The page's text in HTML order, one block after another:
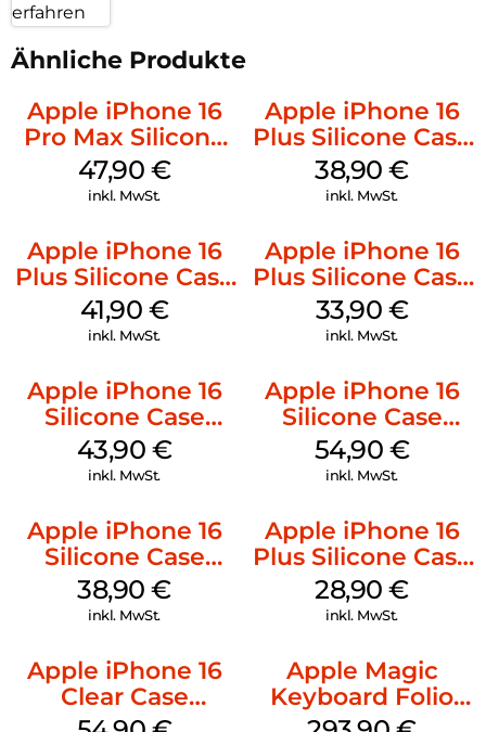
erfahren
Ähnliche Produkte
Apple iPhone 16
Pro Max Silicone
Case MagSafe
Black
47,90 €
inkl. MwSt.
Apple iPhone 16
Plus Silicone Case
MagSafe Denim
38,90€
inkl. MwSt.
Apple iPhone 16
Plus Silicone Case
MagSafe Stone
Gray
41,90 €
inkl. MwSt.
Apple iPhone 16
Plus Silicone Case
MagSafe Lake
Green
33,90 €
inkl. MwSt.
Apple iPhone 16
Silicone Case
MagSafe Plum
43,90 €
inkl. MwSt.
Apple iPhone 16
Silicone Case
MagSafe Black
54,90 €
inkl. MwSt.
Apple iPhone 16
Silicone Case
MagSafe
Ultramarine
38,90€
inkl. MwSt.
Apple iPhone 16
Plus Silicone Case
MagSafe Black
28,90€
inkl. MwSt.
Apple iPhone 16
Clear Case
MagSafe
Apple Magic
Keyboard Folio
iPad 10.9″ (10.Gen.)